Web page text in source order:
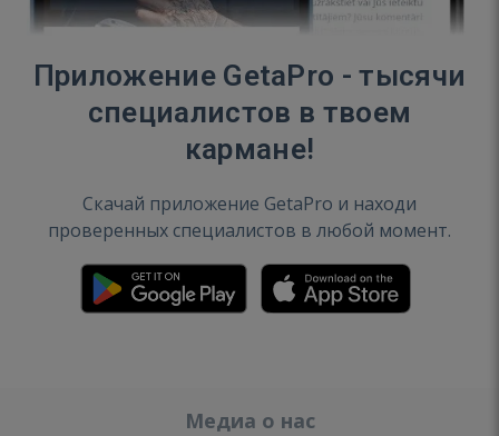
Приложение GetaPro - тысячи
специалистов в твоем
кармане!
Скачай приложение GetaPro и находи
проверенных специалистов в любой момент.
Медиа о нас